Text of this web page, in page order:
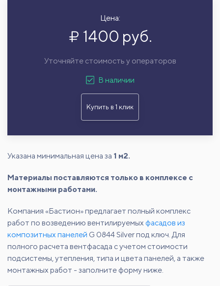
Цена:
1400 руб.
Уточняйте стоимость у операторов
В наличии
Купить в 1 клик
Указана минимальная цена за 1 м2.
Материалы поставляются только в комплексе с
монтажными работами.
Компания «Бастион» предлагает полный комплекс
работ по возведению вентилируемых фасадов из
композитных панелей G 0844 Silver под ключ. Для
полного расчета вентфасада с учетом стоимости
подсистемы, утепления, типа и цвета панелей, а также
монтажных работ - заполните форму ниже.